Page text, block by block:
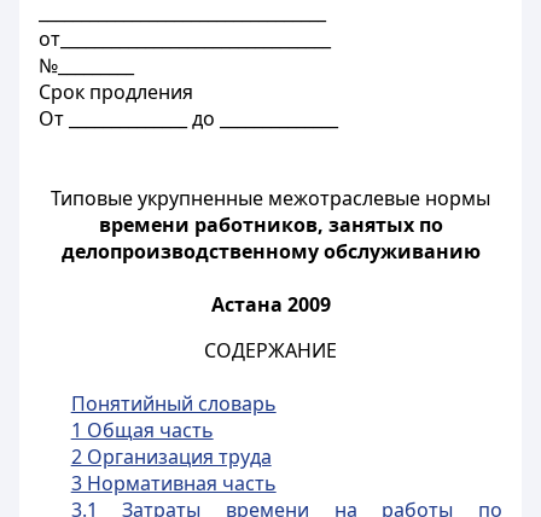
от________________________________
№_________
Срок продления
От ______________ до ______________
Типовые укрупненные межотраслевые нормы
времени работников, занятых по
делопроизводственному обслуживанию
Астана 2009
СОДЕРЖАНИЕ
Понятийный словарь
1 Общая часть
2 Организация труда
3 Нормативная часть
3.1 Затраты времени на работы по